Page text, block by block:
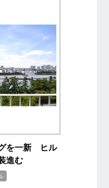
を一新 ヒル
進む